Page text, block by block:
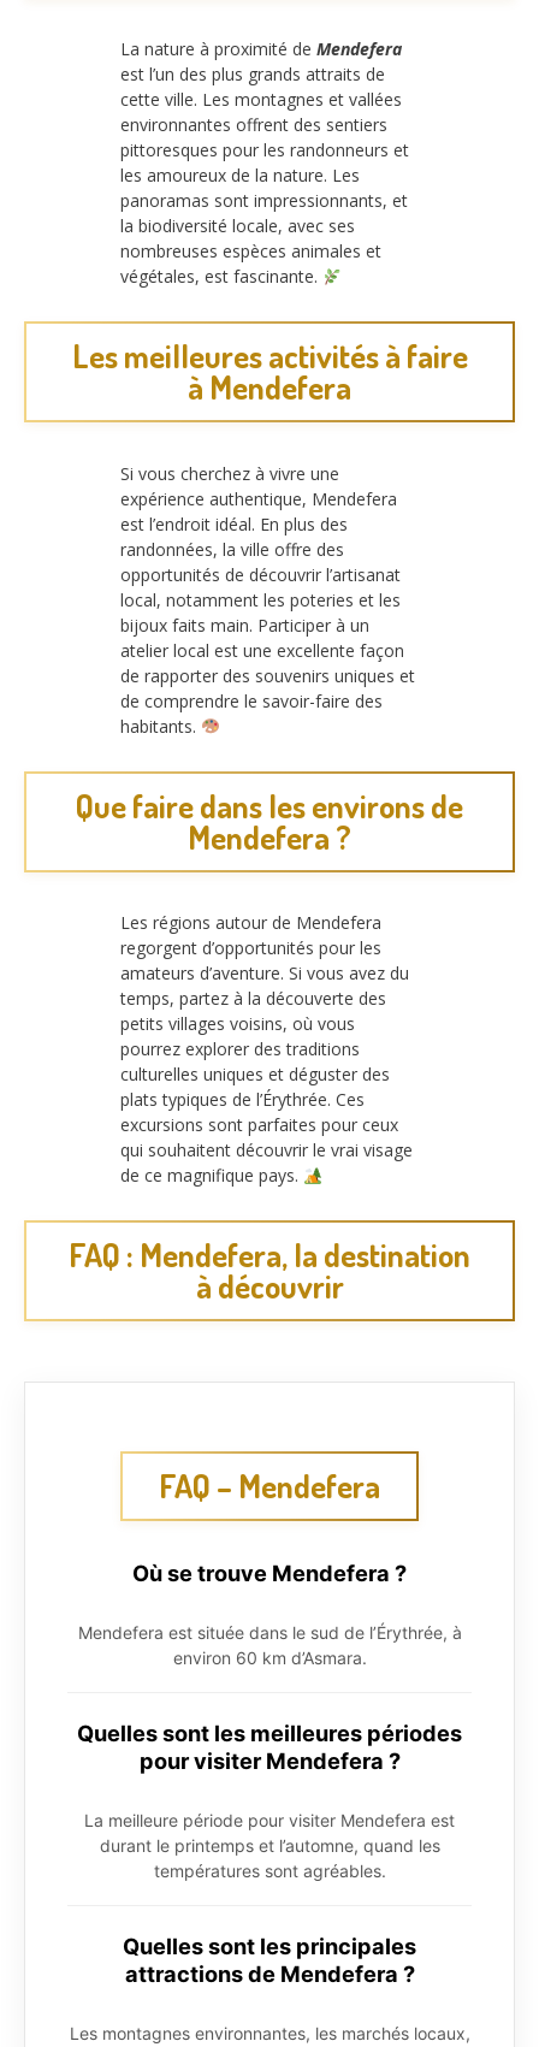
La nature à proximité de Mendefera
est l’un des plus grands attraits de
cette ville. Les montagnes et vallées
environnantes offrent des sentiers
pittoresques pour les randonneurs et
les amoureux de la nature. Les
panoramas sont impressionnants, et
la biodiversité locale, avec ses
nombreuses espèces animales et
végétales, est fascinante.
Les meilleures activités à faire
à Mendefera
Si vous cherchez à vivre une
expérience authentique, Mendefera
est l’endroit idéal. En plus des
randonnées, la ville offre des
opportunités de découvrir l’artisanat
local, notamment les poteries et les
bijoux faits main. Participer à un
atelier local est une excellente façon
de rapporter des souvenirs uniques et
de comprendre le savoir-faire des
habitants.
Que faire dans les environs de
Mendefera ?
Les régions autour de Mendefera
regorgent d’opportunités pour les
amateurs d’aventure. Si vous avez du
temps, partez à la découverte des
petits villages voisins, où vous
pourrez explorer des traditions
culturelles uniques et déguster des
plats typiques de l’Érythrée. Ces
excursions sont parfaites pour ceux
qui souhaitent découvrir le vrai visage
de ce magnifique pays.
FAQ : Mendefera, la destination
à découvrir
FAQ – Mendefera
Où se trouve Mendefera ?
Mendefera est située dans le sud de l’Érythrée, à
environ 60 km d’Asmara.
Quelles sont les meilleures périodes
pour visiter Mendefera ?
La meilleure période pour visiter Mendefera est
durant le printemps et l’automne, quand les
températures sont agréables.
Quelles sont les principales
attractions de Mendefera ?
Les montagnes environnantes, les marchés locaux,